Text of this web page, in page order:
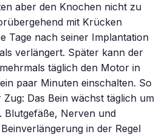
aber den Knochen nicht zu
mit Krücken
Tage nach seiner Implantation
verlängert. Später kann der
täglich den Motor in
paar Minuten einschalten. So
Das Bein wächst täglich um
Blutgefäße, Nerven und
in der Regel